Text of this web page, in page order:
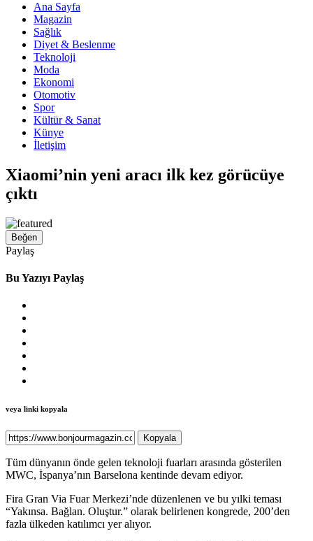
Ana Sayfa
Magazin
Sağlık
Diyet & Beslenme
Teknoloji
Moda
Ekonomi
Otomotiv
Spor
Kültür & Sanat
Künye
İletişim
Xiaomi’nin yeni aracı ilk kez görücüye
çıktı
Beğen
Paylaş
Bu Yazıyı Paylaş
veya linki kopyala
Kopyala
Tüm dünyanın önde gelen teknoloji fuarları arasında gösterilen
MWC, İspanya’nın Barselona kentinde devam ediyor.
Fira Gran Via Fuar Merkezi’nde düzenlenen ve bu yılki teması
“Yakınsa. Bağlan. Oluştur.” olarak belirlenen kongrede, 200’den
fazla ülkeden katılımcı yer alıyor.